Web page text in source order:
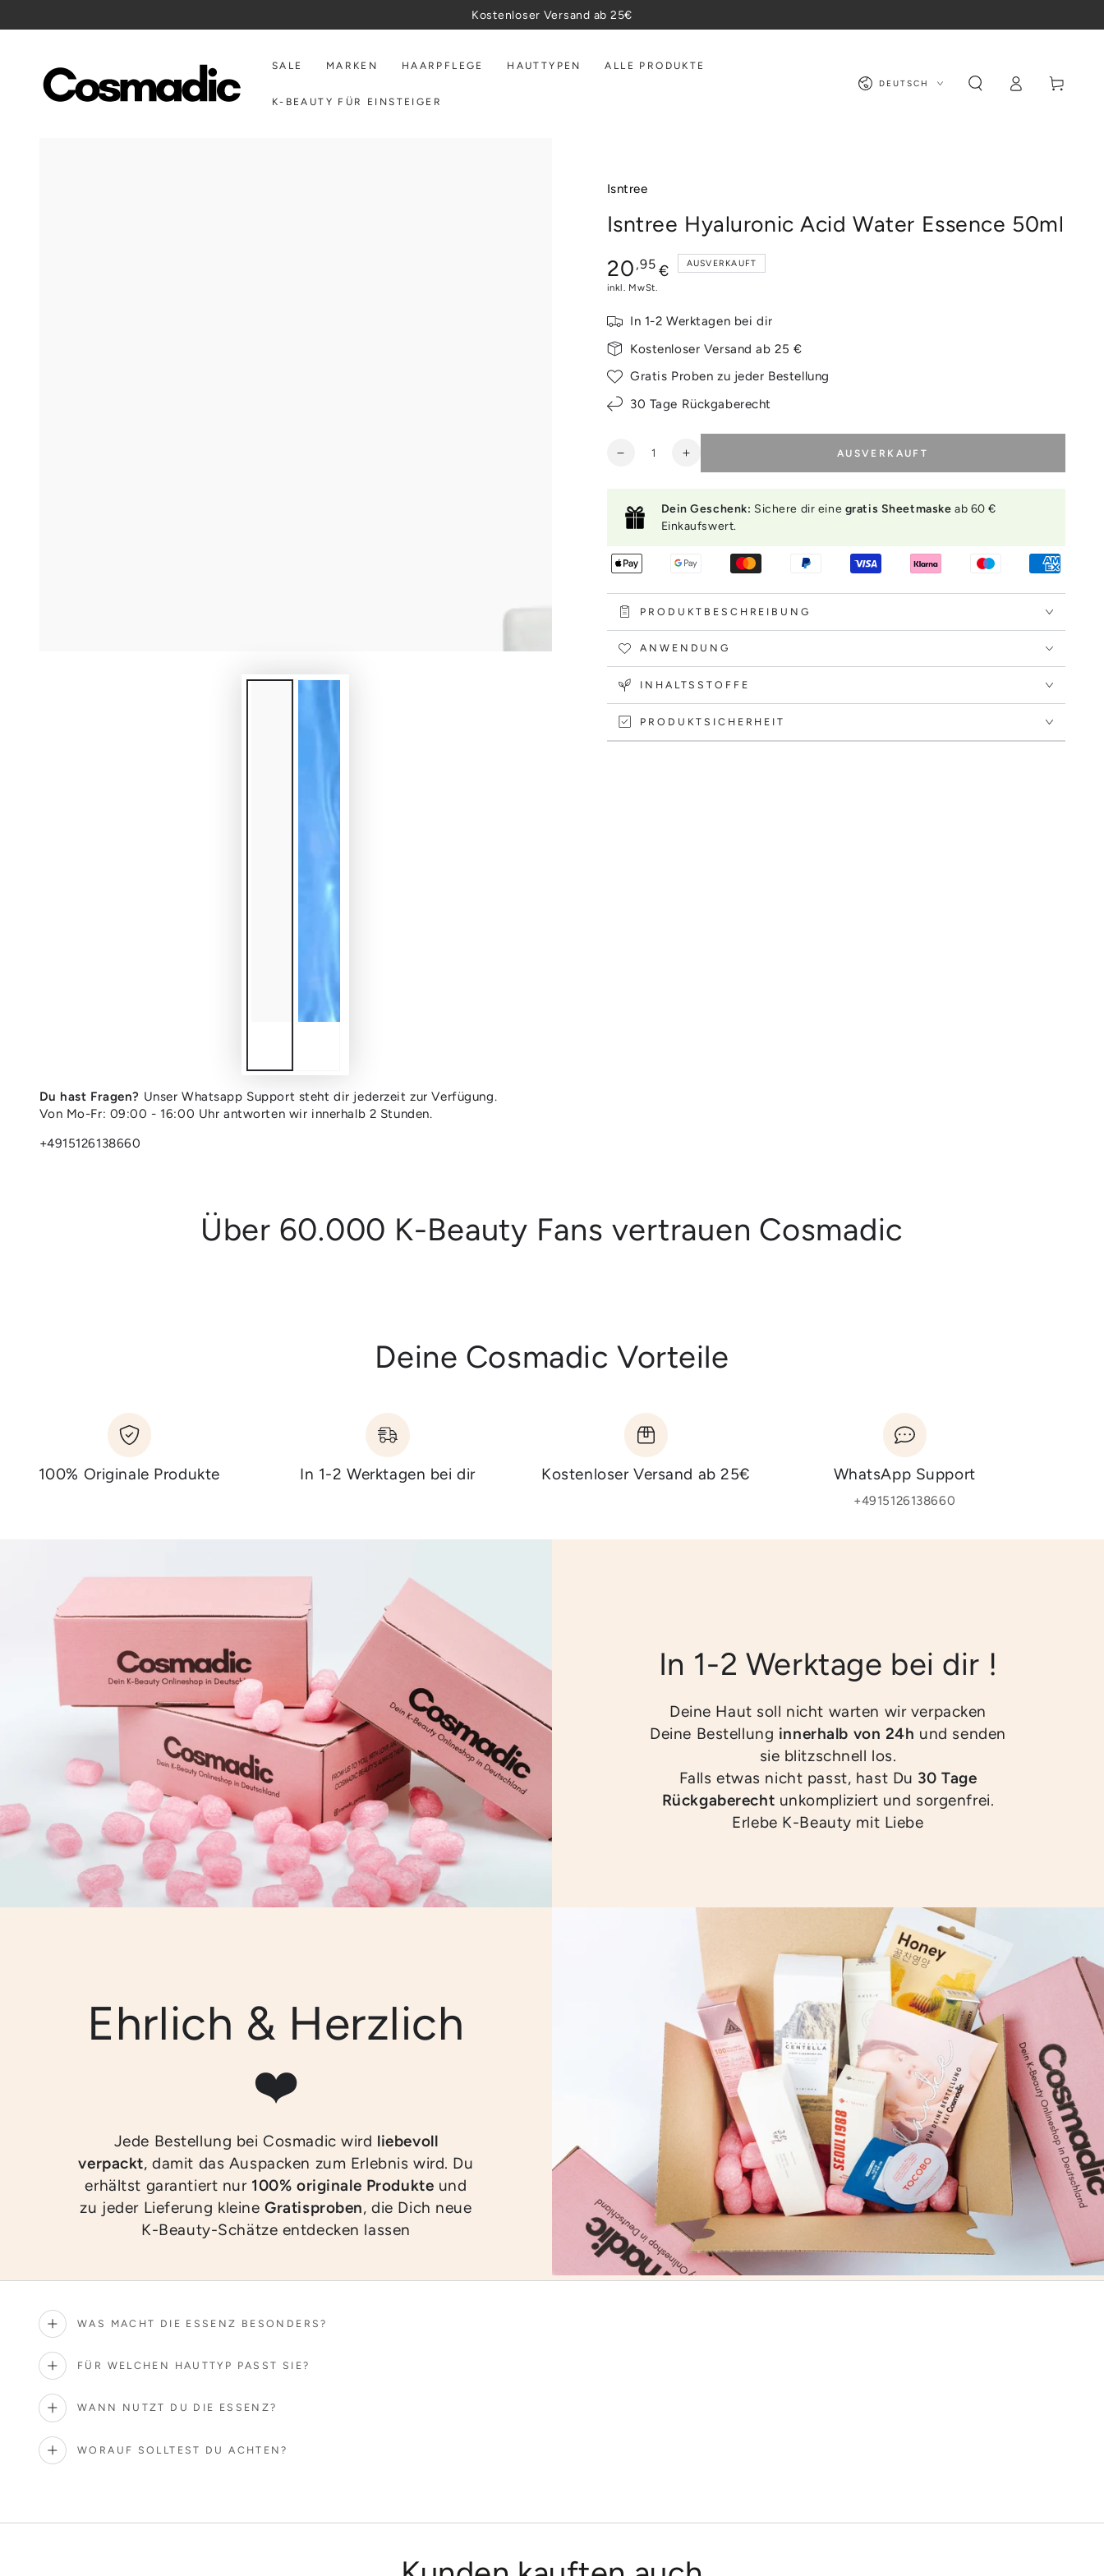
Kostenloser Versand ab 25€
SALE MARKEN HAARPFLEGE HAUTTYPEN ALLE PRODUKTE
K-BEAUTY FÜR EINSTEIGER
Sprache
DEUTSCH EinloggenWarenkorb
Isntree
Isntree Hyaluronic Acid Water Essence 50ml
Regulärer
Preis
20 ,95 € AUSVERKAUFT
inkl. MwSt.
In 1-2 Werktagen bei dir
Kostenloser Versand ab 25 €
Gratis Proben zu jeder Bestellung
30 Tage Rückgaberecht
Anzahl
Verringere
für
Isntree
Acid
Water
Essence
50ml
Erhöhe
die
für
Isntree
Acid
Essence
50ml
AUSVERKAUFT
Dein Geschenk: Sichere dir eine gratis Sheetmaske ab 60 €
Einkaufswert.
PRODUKTBESCHREIBUNG
ANWENDUNG
INHALTSSTOFFE
PRODUKTSICHERHEIT
Du hast Fragen? Unser Whatsapp Support steht dir jederzeit zur Verfügung.
Von Mo-Fr: 09:00 - 16:00 Uhr antworten wir innerhalb 2 Stunden.
+4915126138660
Über 60.000 K-Beauty Fans vertrauen Cosmadic
Deine Cosmadic Vorteile
100% Originale Produkte In 1-2 Werktagen bei dir Kostenloser Versand ab 25€ WhatsApp Support
+4915126138660
In 1-2 Werktage bei dir !
Deine Haut soll nicht warten wir verpacken
Deine Bestellung innerhalb von 24h und senden
sie blitzschnell los.
Falls etwas nicht passt, hast Du 30 Tage
Rückgaberecht unkompliziert und sorgenfrei.
Erlebe K-Beauty mit Liebe
Ehrlich & Herzlich
❤️
Jede Bestellung bei Cosmadic wird liebevoll
verpackt, damit das Auspacken zum Erlebnis wird. Du
erhältst garantiert nur 100% originale Produkte und
zu jeder Lieferung kleineGratisproben, die Dich neue
K-Beauty-Schätze entdecken lassen
WAS MACHT DIE ESSENZ BESONDERS?
FÜR WELCHEN HAUTTYP PASST SIE?
WANN NUTZT DU DIE ESSENZ?
WORAUF SOLLTEST DU ACHTEN?